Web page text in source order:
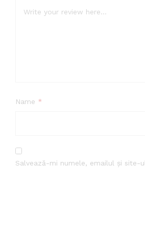
Name *
Salvează-mi numele, emailul și